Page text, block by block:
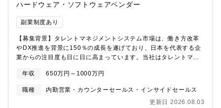
今後は、BlockchainやGen AI等の次世代テクノロジーを軸に、強
みである決済事業領域や新テクノロジー領域にて、様々な新しい
コンテクストを生み出していきます。【事業内容】同社グループ
には現在、決済事業、マーケティング事業、スタートアップ投資
事業の3つのコアな事業があり、この3つの事業と技術開発が相互
に連携し、次世代サービスを生み出す新規事業を行なっていま
スタートアップ投資事業・技術開発・新規戦略事業【これまでの
の日本展開を推進■クチコミ型メディア(CGM)の発展に先駆け、カ
カクコム（価格.com、食べログを展開。持分法適用関連会社）の
ナリオ設計・顧客行動のスコアリング■営業（IS/FS）との連携・
ータ分析・MQL/SQL管理・商談化率・CACなどファネルKPIの設
造等）コンテンツのブラッシュアップ【当業務・役割の魅力】■1.
成長市場で成果がダイレクトに事業に反映される企業のDX・業務
効率化（営業・研修・マニュアル等）に直結するプロダクトのた
め、マーケティングの成果がそのまま事業成長へ繋がります。
クトでマーケティングPDCAを超高速で回せる通常、動画コンテ
ンツ制作には外注コストや納期がネックになります。しかし
ハードウェア・ソフトウェアベンダー
副業制度あり
【募集背景】タレントマネジメントシステム市場は、働き方改革
やDX推進を背景に150％の成長を遂げており、日本を代表する企
業からの注目度も日に日に高まっています。当社はタレントマネ
月末時点で利用企業数3,059社）を獲得しており、日本を代表する
企業からも業種業態問わず多くご導入をいただいております。よ
り多くの日本企業の生産性向上に寄与するため、今回は大手企
業・グループ企業様を担当する『エンタープライズ領域専任のカ
年収 650万円～1000万円
職種
内勤営業・カウンターセールス・インサイドセールス
更新日 2026.08.03